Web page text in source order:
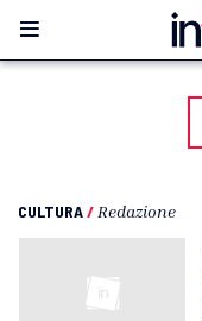
CULTURA/ Redazione